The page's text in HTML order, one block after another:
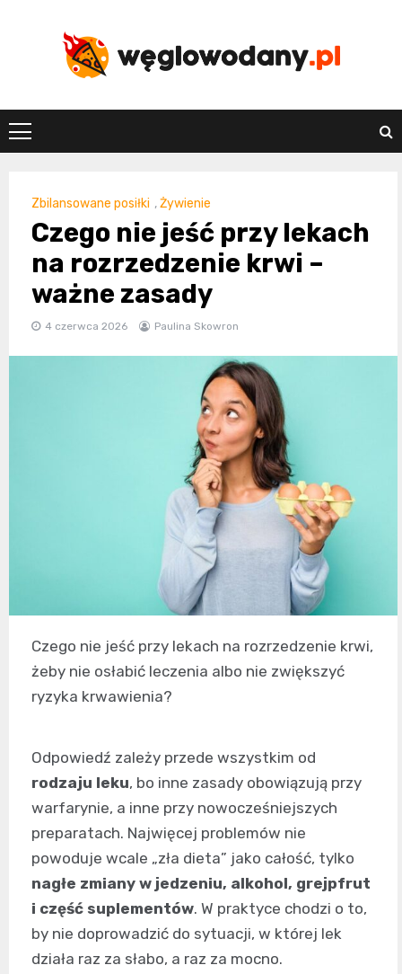
Zbilansowane posiłki ,Żywienie
Czego nie jeść przy lekach
na rozrzedzenie krwi –
ważne zasady
4 czerwca 2026 Paulina Skowron
Czego nie jeść przy lekach na rozrzedzenie krwi,
żeby nie osłabić leczenia albo nie zwiększyć
ryzyka krwawienia?
Odpowiedź zależy przede wszystkim od
rodzaju leku, bo inne zasady obowiązują przy
warfarynie, a inne przy nowocześniejszych
preparatach. Najwięcej problemów nie
powoduje wcale „zła dieta” jako całość, tylko
nagłe zmiany w jedzeniu, alkohol, grejpfrut
i część suplementów. W praktyce chodzi o to,
by nie doprowadzić do sytuacji, w której lek
działa raz za słabo, a raz za mocno.